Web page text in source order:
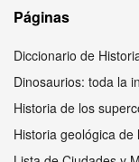
Páginas
Diccionario de
Dinosaurios: toda la
Historia de los
Historia geológica de